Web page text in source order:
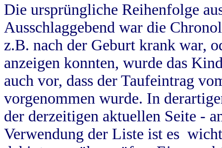
Die ursprüngliche Reihenfolge
Ausschlaggebend war die
z.B. nach der Geburt krank war,
anzeigen konnten, wurde das
auch vor, dass der Taufeintrag
vorgenommen wurde. In
der derzeitigen aktuellen Seite -
Verwendung der Liste ist es